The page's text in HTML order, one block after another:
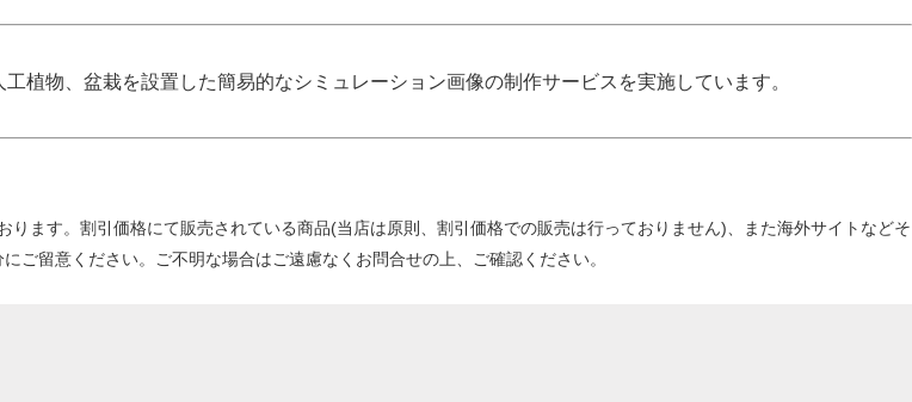
植物、盆栽を設置した簡易的なシミュレーション画像の制作サービスを実施しています。
ます。割引価格にて販売されている商品(当店は原則、割引価格での販売は行っておりません)、また海外サイトなどそ
留意ください。ご不明な場合はご遠慮なくお問合せの上、ご確認ください。